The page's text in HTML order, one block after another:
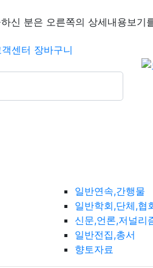
신 분은 오른쪽의 상세내용보기
센터 장바구니
일반연속,간행물
일반학회,단체,협
신문,언론,저널리
일반전집,총서
향토자료